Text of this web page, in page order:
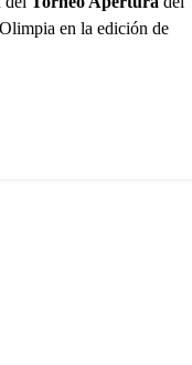
en la edición de